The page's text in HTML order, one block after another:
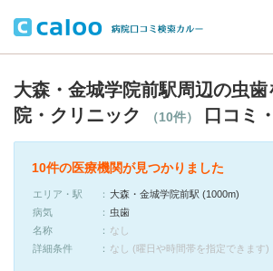
大森・金城学院前駅周辺の虫
院・クリニック
（10件） 口コミ
10件の医療機関が見つかりました
エリア・駅
大森・金城学院前駅 (1000m)
病気
虫歯
名称
なし
詳細条件
なし (曜日や時間帯を指定できます)